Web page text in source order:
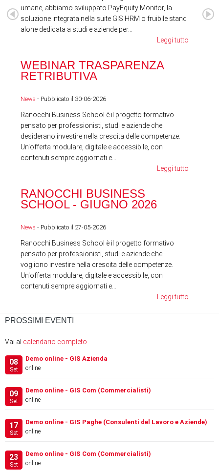
umane, abbiamo sviluppato PayEquity Monitor, la
soluzione integrata nella suite GIS HRM o fruibile stand
alone dedicata a studi e aziende per...
Leggi tutto
WEBINAR TRASPARENZA
RETRIBUTIVA
News - Pubblicato il 30-06-2026
Ranocchi Business School è il progetto formativo
pensato per professionisti, studi e aziende che
desiderano investire nella crescita delle competenze.
Un'offerta modulare, digitale e accessibile, con
contenuti sempre aggiornati e...
Leggi tutto
RANOCCHI BUSINESS
SCHOOL - GIUGNO 2026
News - Pubblicato il 27-05-2026
Ranocchi Business School è il progetto formativo
pensato per professionisti, studi e aziende che
vogliono investire nella crescita delle competenze.
Un'offerta modulare, digitale e accessibile, con
contenuti sempre aggiornati e...
Leggi tutto
PROSSIMI EVENTI
Vai al calendario completo
08
Set
Demo online - GIS Azienda
online
09
Set
Demo online - GIS Com (Commercialisti)
online
17
Set
Demo online - GIS Paghe (Consulenti del Lavoro e Aziende)
online
23
Set
Demo online - GIS Com (Commercialisti)
online